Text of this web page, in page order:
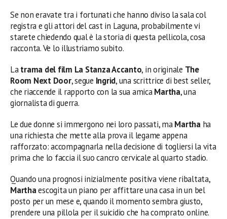
Se non eravate tra i fortunati che hanno diviso la sala col
registra e gli attori del cast in Laguna, probabilmente vi
starete chiedendo qual è la storia di questa pellicola, cosa
racconta. Ve lo illustriamo subito.
Latrama del film La Stanza Accanto, in originale The
Room Next Door, segue Ingrid, una scrittrice di best seller,
che riaccende il rapporto con la sua amicaMartha, una
giornalista di guerra.
Le due donne si immergono nei loro passati, maMarthaha
una richiesta che mette alla prova il legame appena
rafforzato: accompagnarla nella decisione di togliersi la vita
prima che lo faccia il suo cancro cervicale al quarto stadio.
Quando una prognosi inizialmente positiva viene ribaltata,
Marthaescogita un piano per affittare una casa in un bel
posto per un mese e, quando il momento sembra giusto,
prendere una pillola per il suicidio che ha comprato online.